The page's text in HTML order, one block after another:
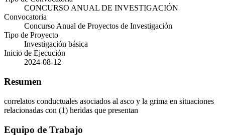
CONCURSO ANUAL DE INVESTIGACIÓN
Convocatoria
Concurso Anual de Proyectos de Investigación
Tipo de Proyecto
Investigación básica
Inicio de Ejecución
2024-08-12
Resumen
correlatos conductuales asociados al asco y la grima en situaciones
relacionadas con (1) heridas que presentan
Equipo de Trabajo